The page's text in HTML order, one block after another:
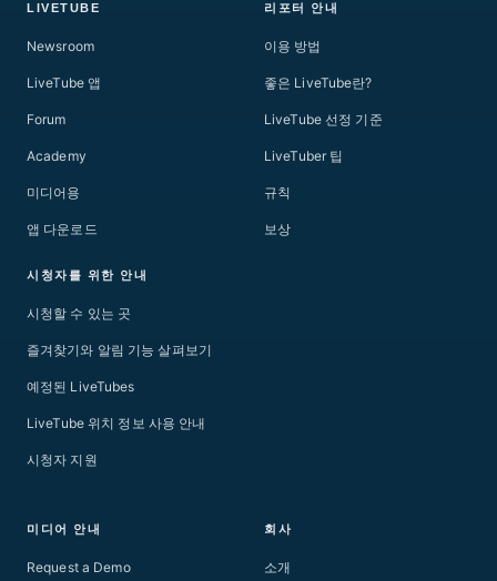
LIVETUBE
Newsroom
LiveTube 앱
Forum
Academy
미디어용
앱 다운로드
시청자를 위한 안내
시청할 수 있는 곳
즐겨찾기와 알림 기능 살펴보기
예정된 LiveTubes
LiveTube 위치 정보 사용 안내
시청자 지원
리포터 안내
이용 방법
좋은 LiveTube란?
LiveTube 선정 기준
LiveTuber 팁
규칙
보상
미디어 안내
Request a Demo
회사
소개